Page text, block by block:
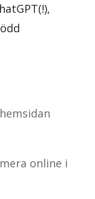
online i